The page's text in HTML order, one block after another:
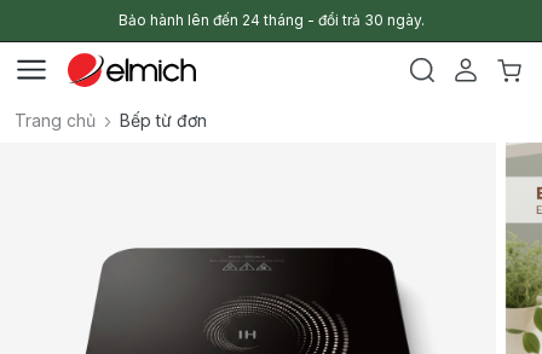
Bảo hành lên đến 24 tháng - đổi trả 30 ngày.
Trang chủ Bếp từ đơn